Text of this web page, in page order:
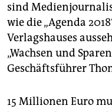
sind
wie die „Agenda
Verlagshauses
„Wachsen und
Geschäftsführer
15 Millionen Euro